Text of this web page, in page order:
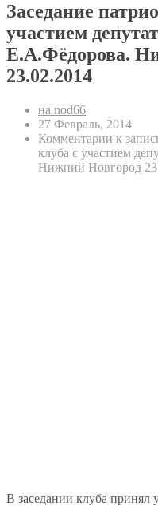
Заседание
участием
Е.А.Фёдорова.
23.02.2014
на nod66
27 Февраль, 2014
Комментарии к
клуба с участием
Нижний Новгород
В заседании клуба принял